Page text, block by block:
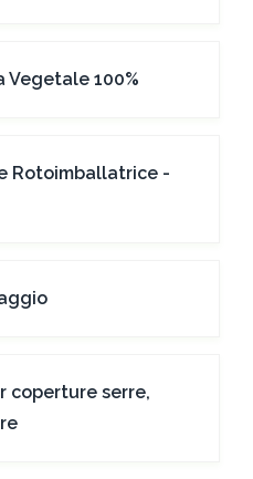
Vegetale 100%
Rotoimballatrice -
coperture serre,